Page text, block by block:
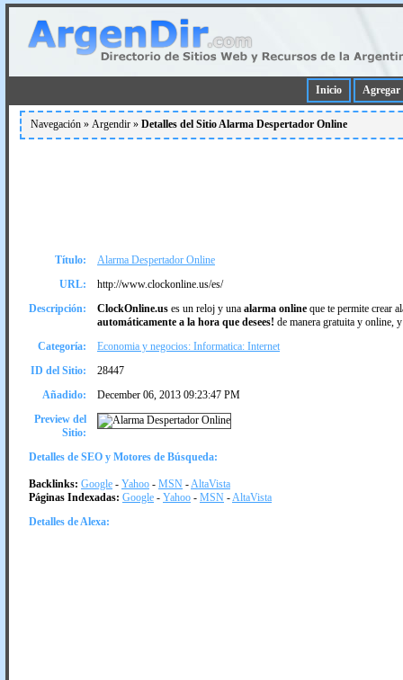
Inicio Agregar
Navegación » Argendir » Detalles del Sitio Alarma Despertador Online
Título:
Alarma Despertador Online
URL:
http://www.clockonline.us/es/
Descripción:
ClockOnline.us es un reloj y una alarma online que te permite crear
automáticamente a la hora que desees! de manera gratuita y online,
Categoría:
Economia y negocios: Informatica: Internet
ID del Sitio:
28447
Añadido:
December 06, 2013 09:23:47 PM
Preview del
Sitio:
Detalles de SEO y Motores de Búsqueda:
Backlinks: Google - Yahoo - MSN -AltaVista
Páginas Indexadas: Google - Yahoo - MSN -AltaVista
Detalles de Alexa: